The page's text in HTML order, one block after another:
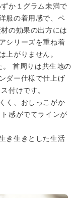
か１グラム未満で
服の着用感で、ペ
の効果の出方には
シリーズを重ね着
上がりません。
。 首周りは共生地の
ダー仕様で仕上げ
付けです。
く、おしっこがか
感がでてラインが
き生きとした生活